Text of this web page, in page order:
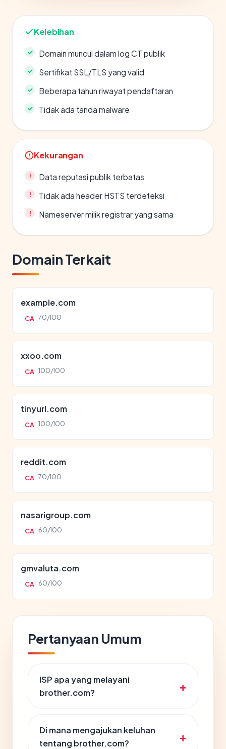
Kelebihan
Domain muncul dalam log CT publik
Sertifikat SSL/TLS yang valid
Beberapa tahun riwayat pendaftaran
Tidak ada tanda malware
Kekurangan
Data reputasi publik terbatas
Tidak ada header HSTS terdeteksi
Nameserver milik registrar yang sama
Domain Terkait
example.com
CA 70/100
xxoo.com
CA 100/100
tinyurl.com
CA 100/100
reddit.com
CA 70/100
nasarigroup.com
CA 60/100
gmvaluta.com
CA 60/100
Pertanyaan Umum
ISP apa yang melayani
brother.com?
Di mana mengajukan keluhan
tentang brother.com?